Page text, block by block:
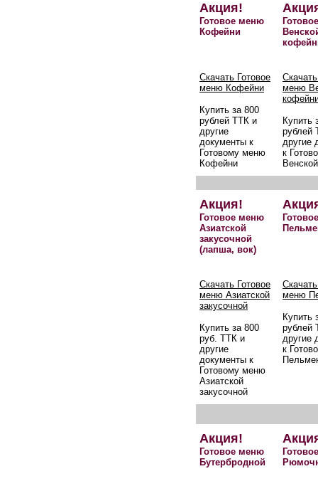
Акция!
Готовое меню
Кофейни
Скачать Готовое
меню Кофейни
Купить за 800
рублей ТТК и
другие
документы к
Готовому меню
Кофейни
меню
Купить
рублей
другие
к
Акция!
Готовое меню
Азиатской
закусочной
(лапша, вок)
Скачать Готовое
меню Азиатской
закусочной
Купить за 800
руб. ТТК и
другие
документы к
Готовому меню
Азиатской
закусочной
меню
Купить
рублей
другие
к
Акция!
Готовое меню
Бутербродной